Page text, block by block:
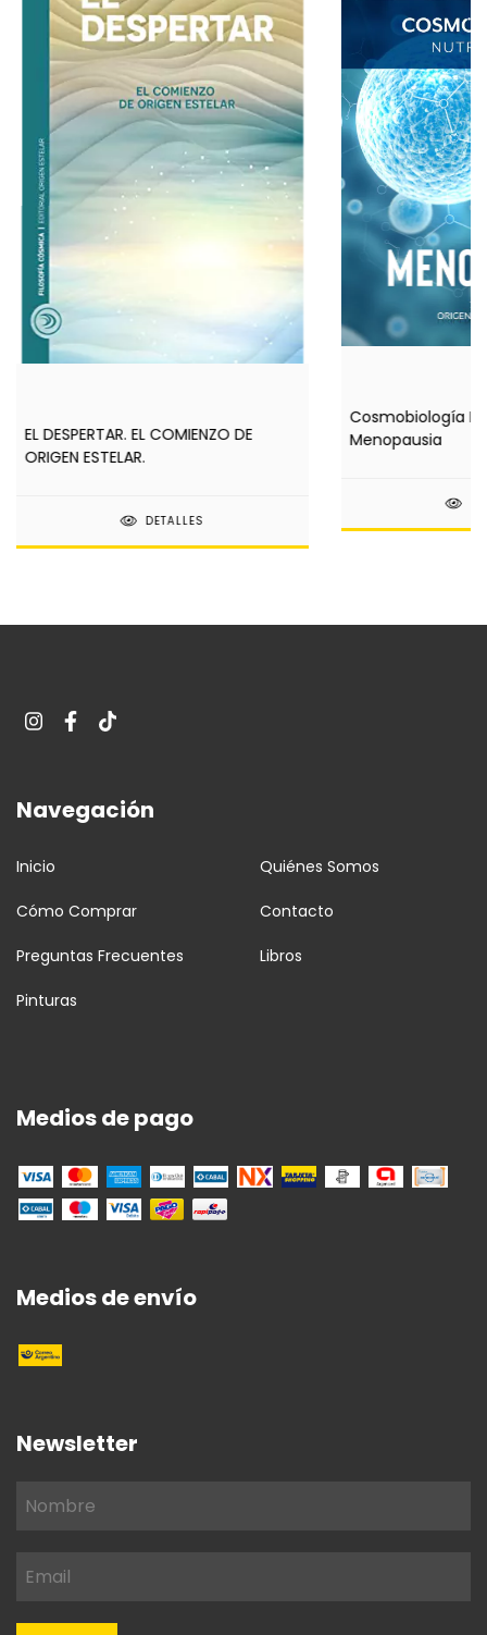
EL DESPERTAR. EL COMIENZO DE
ORIGEN ESTELAR.
DETALLES
Cosmobiología
Menopausia
Navegación
Inicio Quiénes Somos
Cómo Comprar Contacto
Preguntas Frecuentes Libros
Pinturas
Medios de pago
Medios de envío
Newsletter